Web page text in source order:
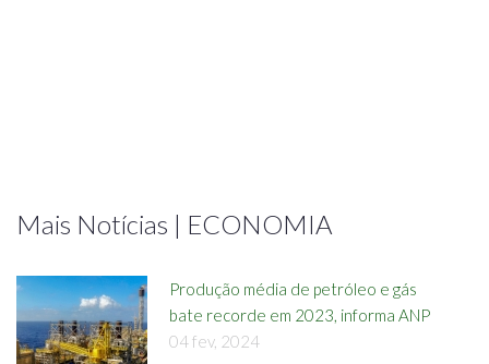
Mais Notícias | ECONOMIA
Produção média de petróleo e gás
bate recorde em 2023, informa ANP
04 fev, 2024